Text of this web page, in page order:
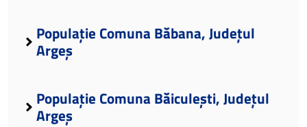
Populație Comuna Băbana, Județul
Argeș
Populație Comuna Băiculești, Județul
Argeș